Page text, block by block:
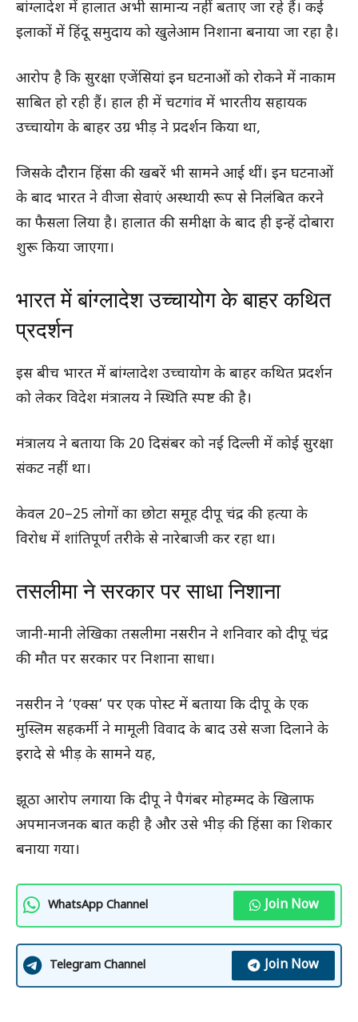
बांग्लादेश में हालात अभी सामान्य नहीं बताए जा रहे हैं। कई
इलाकों में हिंदू समुदाय को खुलेआम निशाना बनाया जा रहा है।
आरोप है कि सुरक्षा एजेंसियां इन घटनाओं को रोकने में नाकाम
साबित हो रही हैं। हाल ही में चटगांव में भारतीय सहायक
उच्चायोग के बाहर उग्र भीड़ ने प्रदर्शन किया था,
जिसके दौरान हिंसा की खबरें भी सामने आई थीं। इन घटनाओं
के बाद भारत ने वीजा सेवाएं अस्थायी रूप से निलंबित करने
का फैसला लिया है। हालात की समीक्षा के बाद ही इन्हें दोबारा
शुरू किया जाएगा।
भारत में बांग्लादेश उच्चायोग के बाहर कथित
प्रदर्शन
इस बीच भारत में बांग्लादेश उच्चायोग के बाहर कथित प्रदर्शन
को लेकर विदेश मंत्रालय ने स्थिति स्पष्ट की है।
मंत्रालय ने बताया कि 20 दिसंबर को नई दिल्ली में कोई सुरक्षा
संकट नहीं था।
केवल 20–25 लोगों का छोटा समूह दीपू चंद्र की हत्या के
विरोध में शांतिपूर्ण तरीके से नारेबाजी कर रहा था।
तसलीमा ने सरकार पर साधा निशाना
जानी-मानी लेखिका तसलीमा नसरीन ने शनिवार को दीपू चंद्र
की मौत पर सरकार पर निशाना साधा।
नसरीन ने ‘एक्स’ पर एक पोस्ट में बताया कि दीपू के एक
मुस्लिम सहकर्मी ने मामूली विवाद के बाद उसे सजा दिलाने के
इरादे से भीड़ के सामने यह,
झूठा आरोप लगाया कि दीपू ने पैगंबर मोहम्मद के खिलाफ
अपमानजनक बात कही है और उसे भीड़ की हिंसा का शिकार
बनाया गया।
WhatsApp Channel Join Now
Telegram Channel Join Now